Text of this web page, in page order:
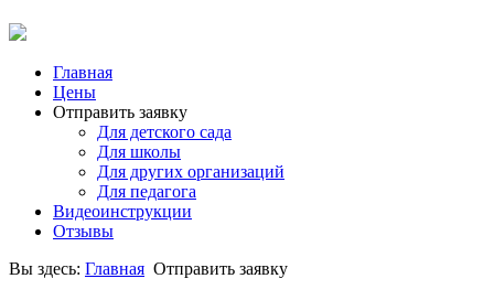
Главная
Цены
Отправить заявку
Для детского сада
Для школы
Для других организаций
Для педагога
Видеоинструкции
Отзывы
Вы здесь: Главная Отправить заявку